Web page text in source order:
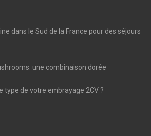
dans le Sud de la France pour des séjours
une combinaison dorée
type de votre embrayage 2CV ?